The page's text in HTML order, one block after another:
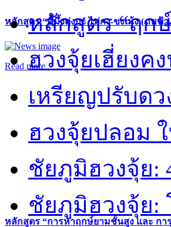
หลักสูตร “คี้มึ้งตุ่งกะ ไท่กง-ขงเม้ง (ภพฟ้
Read more
หลักสูตร “การหาฤกษ์ยามชั้นสูง และ กา
หลักสูตร “ฤก
ฮวงจุ้ยเฮี่ยงค
เหรียญปรับด
ฮวงจุ้ยปลอม
ชัยภูมิฮวงจุ้ย:
ชัยภูมิฮวงจุ้ย: